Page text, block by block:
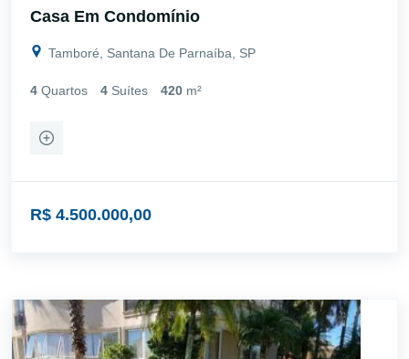
Casa Em Condomínio
Tamboré, Santana De Parnaíba, SP
4 Quartos 4 Suítes 420 m²
R$ 4.500.000,00